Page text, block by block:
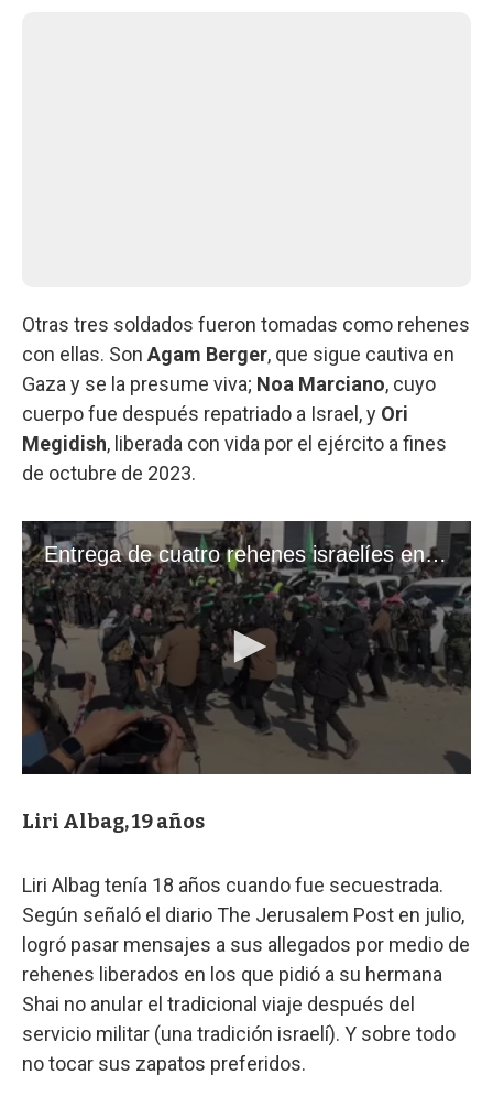
Otras tres soldados fueron tomadas como rehenes
con ellas. Son Agam Berger, que sigue cautiva en
Gaza y se la presume viva; Noa Marciano, cuyo
cuerpo fue después repatriado a Israel, y Ori
Megidish, liberada con vida por el ejército a fines
de octubre de 2023.
Liri Albag, 19 años
Liri Albag tenía 18 años cuando fue secuestrada.
Según señaló el diario The Jerusalem Post en julio,
logró pasar mensajes a sus allegados por medio de
rehenes liberados en los que pidió a su hermana
Shai no anular el tradicional viaje después del
servicio militar (una tradición israelí). Y sobre todo
no tocar sus zapatos preferidos.